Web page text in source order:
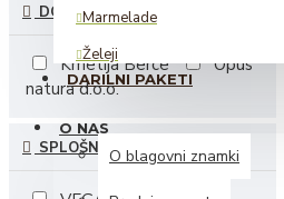
Marmelade
Želeji
Lešnikovi namazi
Alkoholne pijače
DARILNI PAKETI
O NAS
O blagovni znamki
DOBAVITELJI
Kmetija Berce
Opus
natura d.o.o.
SPLOŠNI